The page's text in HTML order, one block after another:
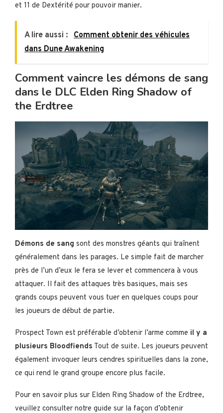
et 11 de Dextérité pour pouvoir manier.
A lire aussi :
Comment obtenir des véhicules
dans Dune Awakening
Comment vaincre les démons de sang
dans le DLC Elden Ring Shadow of
the Erdtree
Démons de sang sont des monstres géants qui traînent
généralement dans les parages. Le simple fait de marcher
près de l’un d’eux le fera se lever et commencera à vous
attaquer. Il fait des attaques très basiques, mais ses
grands coups peuvent vous tuer en quelques coups pour
les joueurs de début de partie.
Prospect Town est préférable d’obtenir l’arme comme il y a
plusieurs Bloodfiends Tout de suite. Les joueurs peuvent
également invoquer leurs cendres spirituelles dans la zone,
ce qui rend le grand groupe encore plus facile.
Pour en savoir plus sur Elden Ring Shadow of the Erdtree,
veuillez consulter notre guide sur la façon d’obtenir